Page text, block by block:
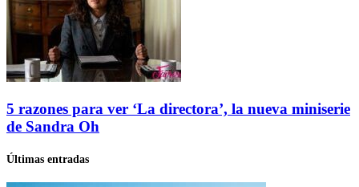
5 razones para ver ‘La directora’, la nueva miniserie
de Sandra Oh
Últimas entradas